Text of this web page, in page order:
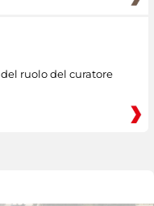
ruolo del curatore